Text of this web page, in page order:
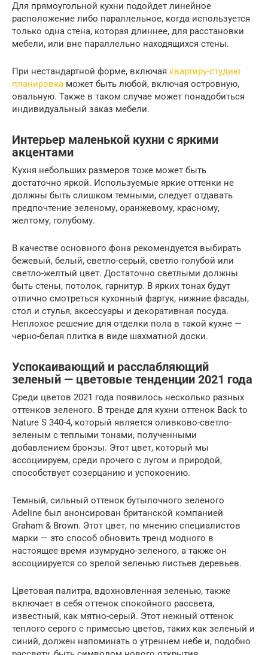
Для прямоугольной кухни подойдет линейное
расположение либо параллельное, когда используется
только одна стена, которая длиннее, для расстановки
мебели, или вне параллельно находящихся стены.
При нестандартной форме, включая квартиру-студию
планировка может быть любой, включая островную,
овальную. Также в таком случае может понадобиться
индивидуальный заказ мебели.
Интерьер маленькой кухни с яркими
акцентами
Кухня небольших размеров тоже может быть
достаточно яркой. Используемые яркие оттенки не
должны быть слишком темными, следует отдавать
предпочтение зеленому, оранжевому, красному,
желтому, голубому.
В качестве основного фона рекомендуется выбирать
бежевый, белый, светло-серый, светло-голубой или
светло-желтый цвет. Достаточно светлыми должны
быть стены, потолок, гарнитур. В ярких тонах будут
отлично смотреться кухонный фартук, нижние фасады,
стол и стулья, аксессуары и декоративная посуда.
Неплохое решение для отделки пола в такой кухне —
черно-белая плитка в виде шахматной доски.
Успокаивающий и расслабляющий
зеленый — цветовые тенденции 2021 года
Среди цветов 2021 года появилось несколько разных
оттенков зеленого. В тренде для кухни оттенок Back to
Nature S 340-4, который является оливково-светло-
зеленым с теплыми тонами, полученными
добавлением бронзы. Этот цвет, который мы
ассоциируем, среди прочего с лугом и природой,
способствует созерцанию и успокоению.
Темный, сильный оттенок бутылочного зеленого
Adeline был анонсирован британской компанией
Graham & Brown. Этот цвет, по мнению специалистов
марки — это способ обновить тренд модного в
настоящее время изумрудно-зеленого, а также он
ассоциируется со зрелой зеленью листьев деревьев.
Цветовая палитра, вдохновленная зеленью, также
включает в себя оттенок спокойного рассвета,
известный, как мятно-серый. Этот нежный оттенок
теплого серого с примесью цветов, таких как зеленый и
синий, должен напоминать о утреннем небе и, подобно